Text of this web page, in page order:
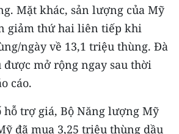
Mặt khác, sản lượng của Mỹ
giảm thứ hai liên tiếp khi
ngày về 13,1 triệu thùng. Đà
được mở rộng ngay sau thời
cáo.
hỗ trợ giá, Bộ Năng lượng Mỹ
đã mua 3,25 triệu thùng dầu